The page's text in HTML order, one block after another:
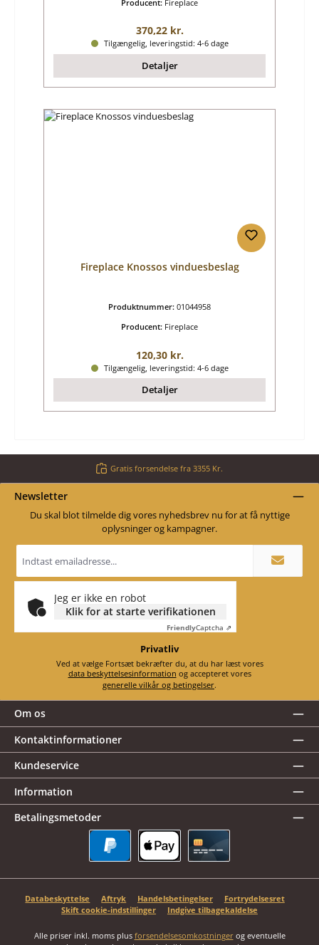
Producent: Fireplace
Almindelig pris:
370,22 kr.
Tilgængelig, leveringstid: 4-6 dage
Detaljer
Fireplace Knossos vinduesbeslag
Produktnummer: 01044958
Producent: Fireplace
Almindelig pris:
120,30 kr.
Tilgængelig, leveringstid: 4-6 dage
Detaljer
Gratis forsendelse fra 3355 Kr.
Newsletter
Du skal blot tilmelde dig vores nyhedsbrev nu for at få nyttige
oplysninger og kampagner.
adresse
*
Jeg er ikke en robot
Klik for at starte verifikationen
FriendlyCaptcha ⇗
Privatliv
Ved at vælge Fortsæt bekræfter du, at du har læst vores
data beskyttelsesinformation
og accepteret vores
generelle vilkår og betingelser.
Om os
Kontaktinformationer
Kundeservice
Information
Betalingsmetoder
Databeskyttelse Aftryk Handelsbetingelser
Fortrydelsesret
Skift cookie-indstillinger
Indgive tilbagekaldelse
Alle priser inkl. moms plus forsendelsesomkostningerog eventuelle